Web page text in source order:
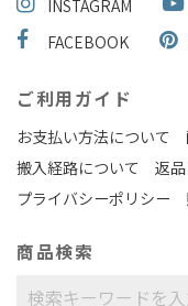
INSTAGRAM
FACEBOOK
ご利用ガイド
お支払い方法について
搬入経路について
返
プライバシーポリシー
商品検索